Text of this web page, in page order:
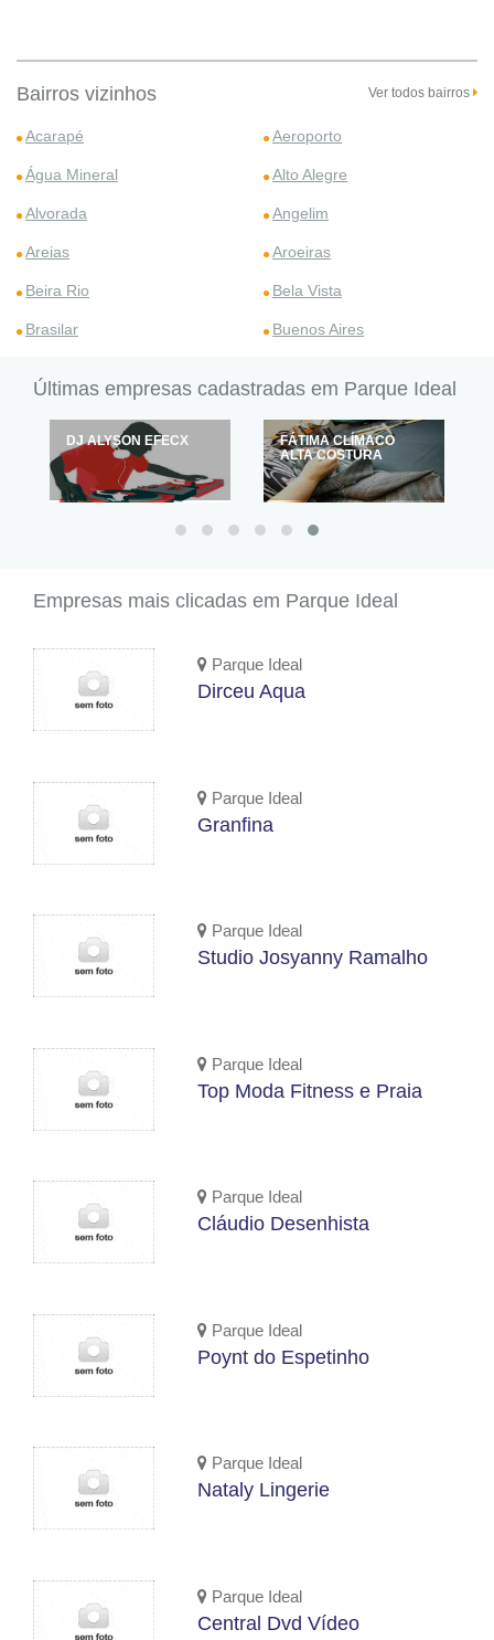
Bairros vizinhos Ver todos bairros
Acarapé Aeroporto
Água Mineral Alto Alegre
Alvorada Angelim
Areias Aroeiras
Beira Rio Bela Vista
Brasilar Buenos Aires
Últimas empresas cadastradas em Parque Ideal
DJ ALYSON EFECX
FÁTIMA CLÍMACO
ALTA COSTURA
Empresas mais clicadas em Parque Ideal
Parque Ideal
Dirceu Aqua
Parque Ideal
Granfina
Parque Ideal
Studio Josyanny Ramalho
Parque Ideal
Top Moda Fitness e Praia
Parque Ideal
Cláudio Desenhista
Parque Ideal
Poynt do Espetinho
Parque Ideal
Nataly Lingerie
Parque Ideal
Central Dvd Vídeo